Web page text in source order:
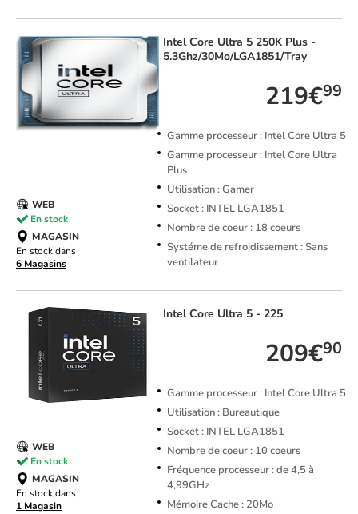
IntelCore Ultra 5 250K Plus -
5.3Ghz/30Mo/LGA1851/Tray
219€99
Gamme processeur : Intel Core Ultra 5
Gamme processeur : Intel Core Ultra
Plus
Utilisation : Gamer
Socket : INTEL LGA1851
Nombre de coeur : 18 coeurs
Systéme de refroidissement : Sans
ventilateur
WEB
En stock
MAGASIN
En stock dans
6 Magasins
IntelCore Ultra 5 - 225
209€90
Gamme processeur : Intel Core Ultra 5
Utilisation : Bureautique
Socket : INTEL LGA1851
Nombre de coeur : 10 coeurs
Fréquence processeur : de 4,5 à
4,99GHz
Mémoire Cache : 20Mo
WEB
En stock
MAGASIN
En stock dans
1 Magasin